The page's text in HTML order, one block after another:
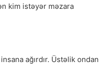
kim istəyər məzara
ağırdır. Üstəlik ondan